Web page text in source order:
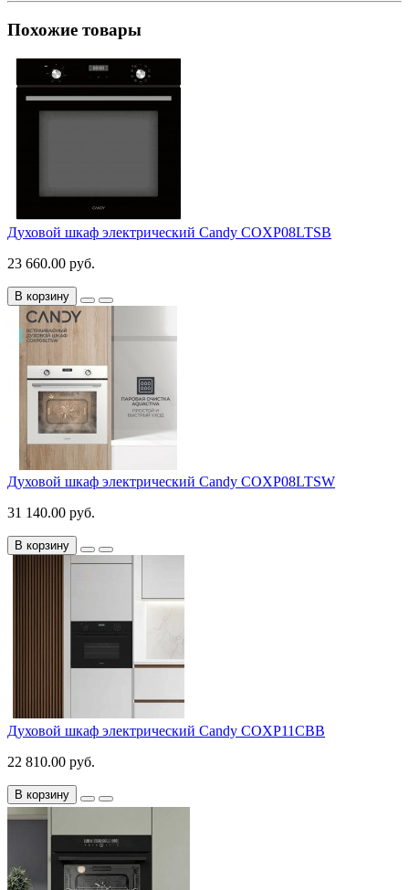
Похожие товары
Духовой шкаф электрический Candy COXP08LTSB
23 660.00 руб.
В корзину
Духовой шкаф электрический Candy COXP08LTSW
31 140.00 руб.
В корзину
Духовой шкаф электрический Candy COXP11CBB
22 810.00 руб.
В корзину